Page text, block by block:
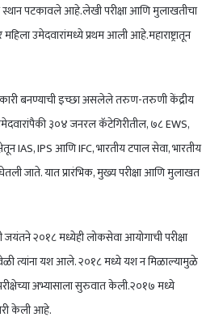
स्थान पटकावले आहे.लेखी परीक्षा आणि मुलाखतीचा
उमेदवारांमध्ये प्रथम आली आहे.महाराष्ट्रातून
बनण्याची इच्छा असलेले तरुण-तरुणी केंद्रीय
उमेदवारांपैकी ३०४ जनरल कॅटेगिरीतील, ७८ EWS,
IAS, IPS आणि IFC, भारतीय टपाल सेवा, भारतीय
जाते. यात प्रारंभिक, मुख्य परीक्षा आणि मुलाखत
जयंतने २०१८ मध्येही लोकसेवा आयोगाची परीक्षा
यावेळी त्यांना यश आले. २०१८ मध्ये यश न मिळाल्यामुळे
अभ्यासाला सुरुवात केली.२०१७ मध्ये
केली आहे.